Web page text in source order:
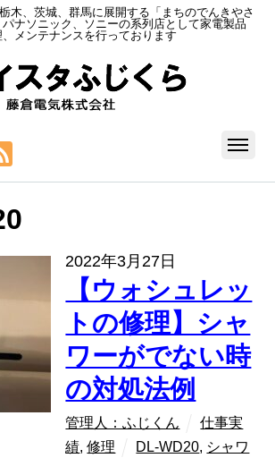
木、茨城、群馬に展開する「まちのでんきやさ
ナソニック、ソニーの系列店として家電製品
メンテナンスを行っております
2022年3月27日
【ウォシュレッ
トの修理】シャ
ワーがでない時
の対処法例
管理人：ふじくん
仕事実
績,修理 DL-WD20, シャワ